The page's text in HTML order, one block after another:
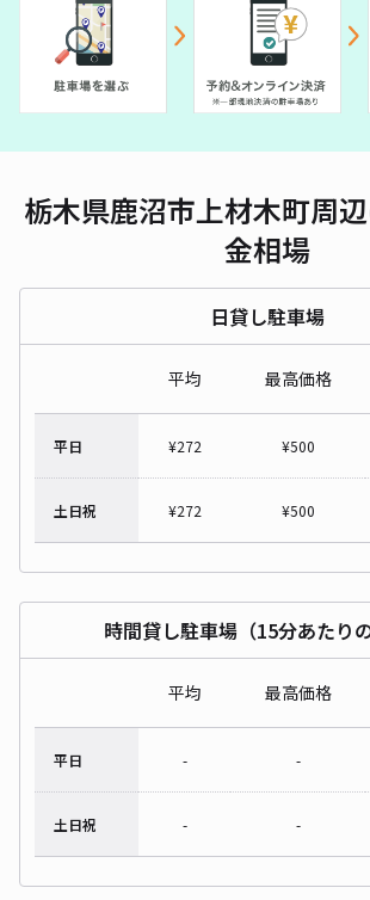
栃木県鹿沼市上材木町周
金相場
日貸し駐車場
平均 最高価格
平日 ¥272 ¥500
土日祝 ¥272 ¥500
時間貸し駐車場（15分あたりの
平均 最高価格
平日 - -
土日祝 - -